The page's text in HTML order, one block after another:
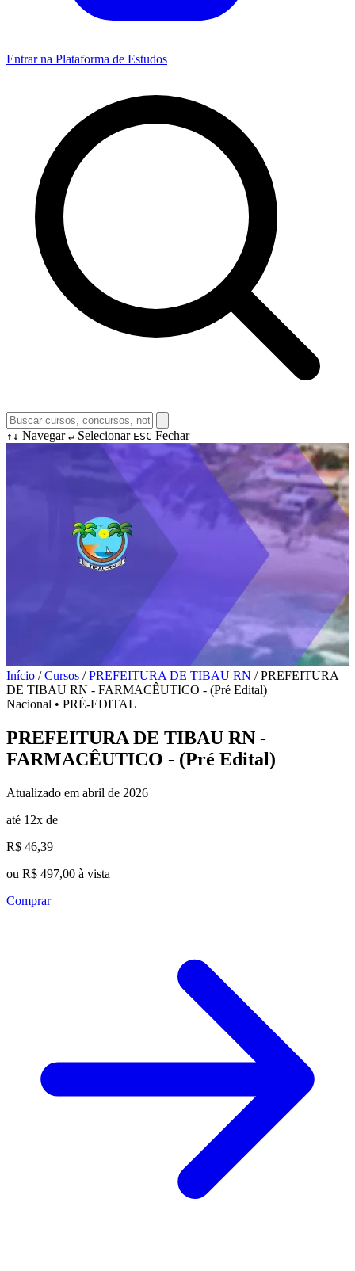
Entrar na Plataforma de Estudos
↑↓ Navegar ↵ Selecionar ESC Fechar
Início / Cursos / PREFEITURA DE TIBAU RN / PREFEITURA
DE TIBAU RN - FARMACÊUTICO - (Pré Edital)
Nacional • PRÉ-EDITAL
PREFEITURA DE TIBAU RN -
FARMACÊUTICO - (Pré Edital)
Atualizado em abril de 2026
até 12x de
R$ 46,39
ou R$ 497,00 à vista
Comprar